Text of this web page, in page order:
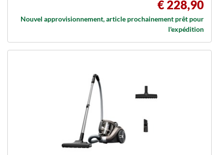
€ 228,90
Nouvel approvisionnement, article prochainement prêt pour
l'expédition